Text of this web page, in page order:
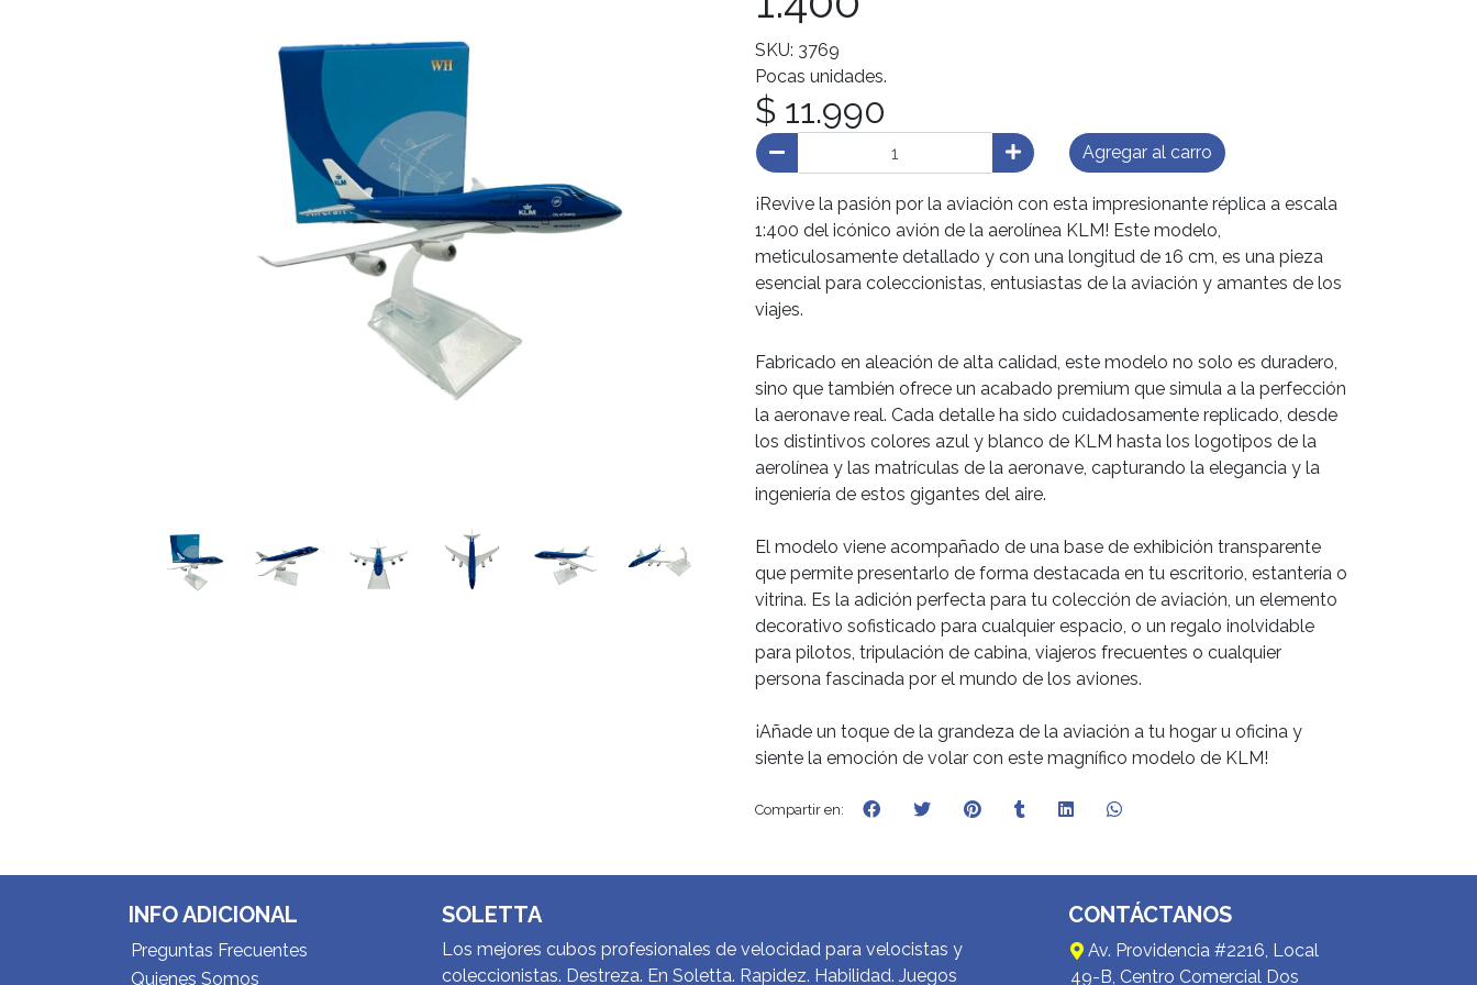
SKU: 3769
Pocas unidades.
$ 11.990
Agregar al carro
¡Revive la pasión por la aviación con esta impresionante réplica a escala
1:400 del icónico avión de la aerolínea KLM! Este modelo,
meticulosamente detallado y con una longitud de 16 cm, es una pieza
esencial para coleccionistas, entusiastas de la aviación y amantes de los
viajes.
Fabricado en aleación de alta calidad, este modelo no solo es duradero,
sino que también ofrece un acabado premium que simula a la perfección
la aeronave real. Cada detalle ha sido cuidadosamente replicado, desde
los distintivos colores azul y blanco de KLM hasta los logotipos de la
aerolínea y las matrículas de la aeronave, capturando la elegancia y la
ingeniería de estos gigantes del aire.
El modelo viene acompañado de una base de exhibición transparente
que permite presentarlo de forma destacada en tu escritorio, estantería o
vitrina. Es la adición perfecta para tu colección de aviación, un elemento
decorativo sofisticado para cualquier espacio, o un regalo inolvidable
para pilotos, tripulación de cabina, viajeros frecuentes o cualquier
persona fascinada por el mundo de los aviones.
¡Añade un toque de la grandeza de la aviación a tu hogar u oficina y
siente la emoción de volar con este magnífico modelo de KLM!
Compartir en:
INFO ADICIONAL
Preguntas Frecuentes
Quienes Somos
SOLETTA
Los mejores cubos profesionales de velocidad para velocistas y
coleccionistas. Destreza. En Soletta. Rapidez. Habilidad. Juegos
CONTÁCTANOS
Av. Providencia #2216, Local
49-B, Centro Comercial Dos